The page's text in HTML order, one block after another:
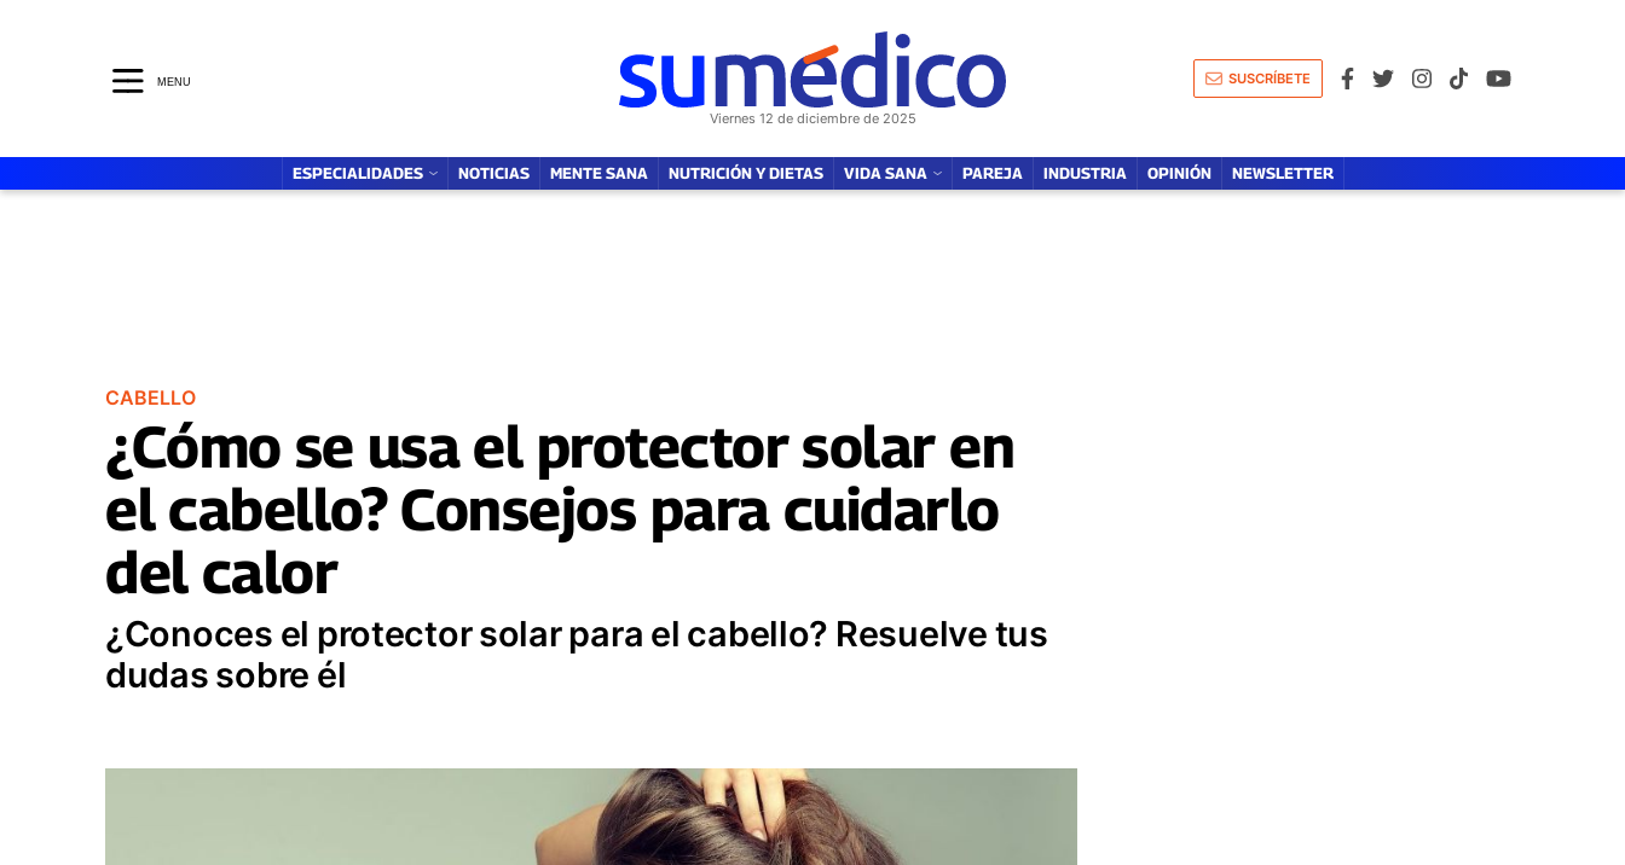
MENU
Viernes 12 de diciembre de 2025
SUSCRÍBETE
ESPECIALIDADES NOTICIAS MENTE SANA NUTRICIÓN Y DIETAS VIDA SANA PAREJA INDUSTRIA OPINIÓN NEWSLETTER
CABELLO
¿Cómo se usa el protector solar en
el cabello? Consejos para cuidarlo
del calor
¿Conoces el protector solar para el cabello? Resuelve tus
dudas sobre él